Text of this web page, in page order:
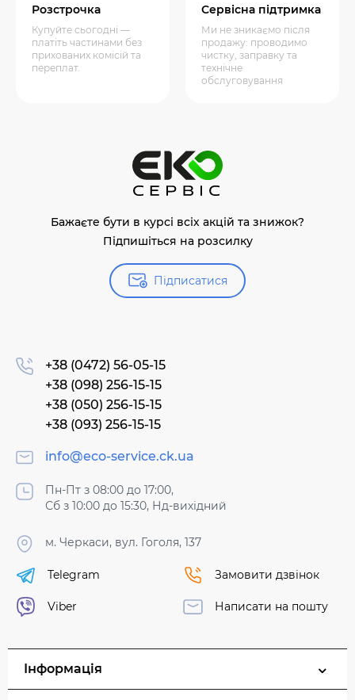
Розстрочка
Купуйте сьогодні —
платіть частинами без
прихованих комісій та
переплат.
Сервісна підтримка
Ми не зникаємо після
продажу: проводимо
чистку, заправку та
технічне
обслуговування
Бажаєте бути в курсі всіх акцій та знижок?
Підпишіться на розсилку
Підписатися
+38 (0472) 56-05-15
+38 (098) 256-15-15
+38 (050) 256-15-15
+38 (093) 256-15-15
info@eco-service.ck.ua
Пн-Пт з 08:00 до 17:00,
Сб з 10:00 до 15:30, Нд-вихідний
м. Черкаси, вул. Гоголя, 137
Telegram
Viber
Замовити дзвінок
Написати на пошту
Інформація